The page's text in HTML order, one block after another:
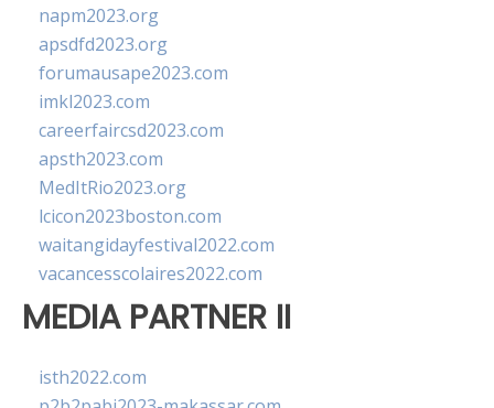
napm2023.org
apsdfd2023.org
forumausape2023.com
imkl2023.com
careerfaircsd2023.com
apsth2023.com
MedItRio2023.org
lcicon2023boston.com
waitangidayfestival2022.com
vacancesscolaires2022.com
MEDIA PARTNER II
isth2022.com